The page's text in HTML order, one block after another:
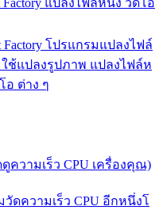
Factory แปลงไฟล์หนัง วิดีโอ
โปรแกรมแปลงไฟล์
ช้แปลงรูปภาพ แปลงไฟล์ห
อ ต่าง ๆ
ความเร็ว CPU เครื่องคุณ)
ดความเร็ว CPU อีกหนึ่งโ